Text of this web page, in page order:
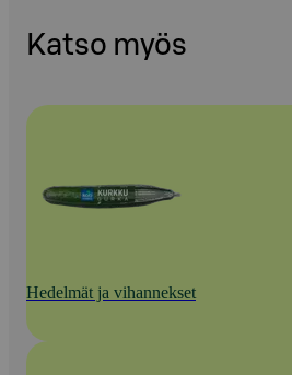
Katso myös
Hedelmät ja vihannekset